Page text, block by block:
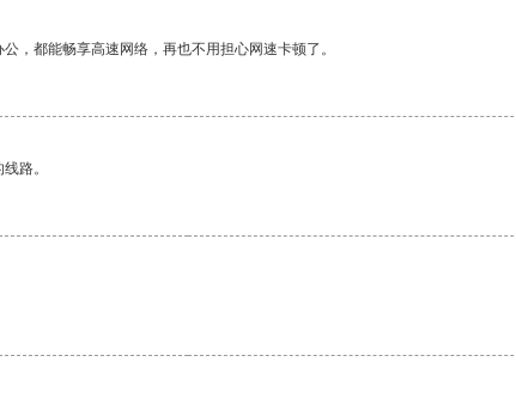
，都能畅享高速网络，再也不用担心网速卡顿了。
路。